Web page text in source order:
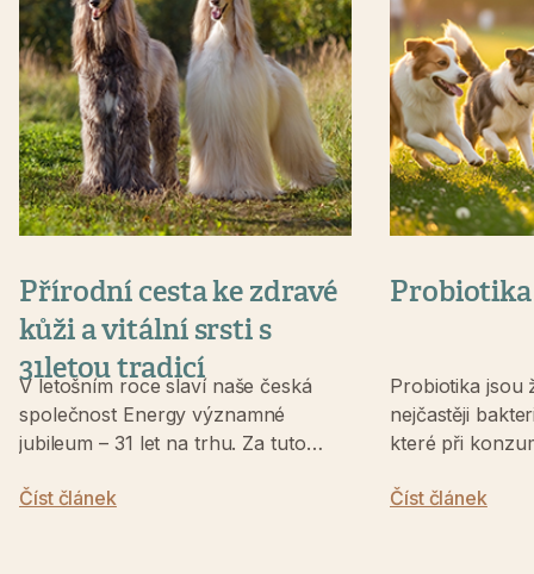
Přírodní cesta ke zdravé
kůži a vitální srsti s
31letou tradicí
V letošním roce slaví naše česká
společnost Energy významné
jubileum – 31 let na trhu. Za tuto
špičkovou přírodní péči o lidi a
Číst článek
Probiotika jsou
nejčastěji
které při
zejména
Číst článek